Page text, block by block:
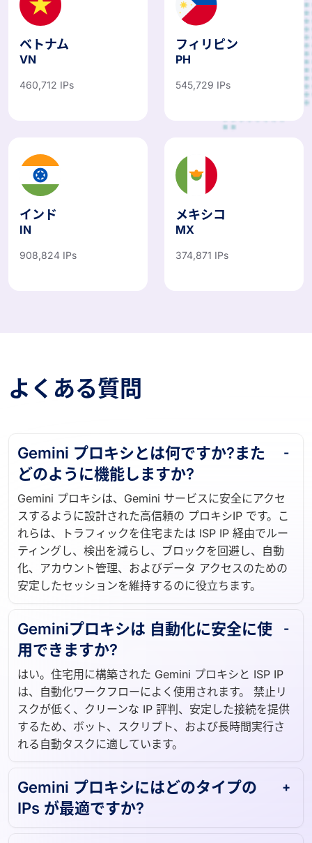
ベトナム
VN
460,712 IPs
フィリピン
PH
545,729 IPs
インド
IN
908,824 IPs
メキシコ
MX
374,871 IPs
よくある質問
Gemini プロキシとは何ですか?また
どのように機能しますか?
Gemini プロキシは、Gemini サービスに安全にアクセ
スするように設計された高信頼の プロキシIP です。こ
れらは、トラフィックを住宅または ISP IP 経由でルー
ティングし、検出を減らし、ブロックを回避し、自動
化、アカウント管理、およびデータ アクセスのための
安定したセッションを維持するのに役立ちます。
Geminiプロキシは 自動化に安全に使
用できますか?
はい。住宅用に構築された Gemini プロキシと ISP IP
は、自動化ワークフローによく使用されます。 禁止リ
スクが低く、クリーンな IP 評判、安定した接続を提供
するため、ボット、スクリプト、および長時間実行さ
れる自動タスクに適しています。
Gemini プロキシにはどのタイプの
IPs が最適ですか?